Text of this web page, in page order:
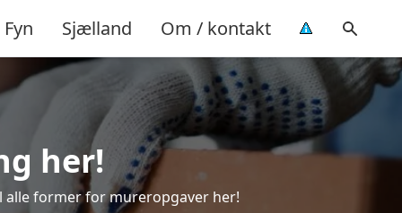
Fyn Sjælland Om / kontakt
her!
former for mureropgaver her!